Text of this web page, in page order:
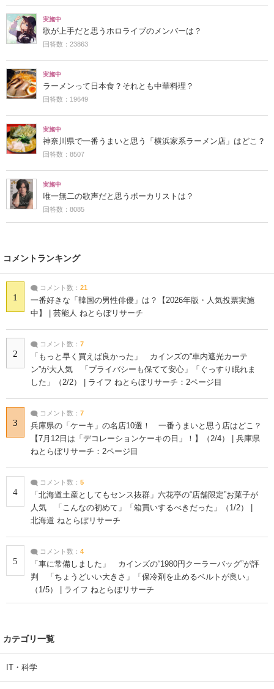
実施中
歌が上手だと思うホロライブのメンバーは？
回答数：23863
実施中
ラーメンって日本食？それとも中華料理？
回答数：19649
実施中
神奈川県で一番うまいと思う「横浜家系ラーメン店」はどこ？
回答数：8507
実施中
唯一無二の歌声だと思うボーカリストは？
回答数：8085
コメントランキング
1
コメント数： 21
一番好きな「韓国の男性俳優」は？【2026年版・人気投票実施
中】 | 芸能人 ねとらぼリサーチ
2
コメント数： 7
「もっと早く買えば良かった」 カインズの“車内遮光カーテ
ン”が大人気 「プライバシーも保てて安心」「ぐっすり眠れま
した」（2/2） | ライフ ねとらぼリサーチ：2ページ目
3
コメント数： 7
兵庫県の「ケーキ」の名店10選！ 一番うまいと思う店はどこ？
【7月12日は「デコレーションケーキの日」！】（2/4） | 兵庫県
ねとらぼリサーチ：2ページ目
4
コメント数： 5
「北海道土産としてもセンス抜群」六花亭の“店舗限定”お菓子が
人気 「こんなの初めて」「箱買いするべきだった」（1/2） |
北海道 ねとらぼリサーチ
5
コメント数： 4
「車に常備しました」 カインズの“1980円クーラーバッグ”が評
判 「ちょうどいい大きさ」「保冷剤を止めるベルトが良い」
（1/5） | ライフ ねとらぼリサーチ
カテゴリ一覧
IT・科学